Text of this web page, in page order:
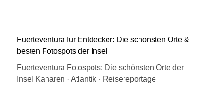
Fuerteventura für Entdecker: Die schönsten Orte &
besten Fotospots der Insel
Fuerteventura Fotospots: Die schönsten Orte der
Insel Kanaren · Atlantik · Reisereportage